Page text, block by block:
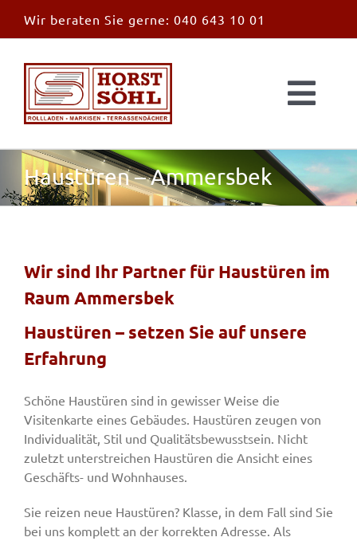
Inhalt
Wir beraten Sie gerne: 040 643 10 01
News
Überdachungen
Außen & Innen
Fenster & Türen
Tore
Smart Home
Haustüren – Ammersbek
Wir sind Ihr Partner für Haustüren im
Raum Ammersbek
Haustüren – setzen Sie auf unsere
Erfahrung
Schöne Haustüren sind in gewisser Weise die
Visitenkarte eines Gebäudes. Haustüren zeugen von
Individualität, Stil und Qualitätsbewusstsein. Nicht
zuletzt unterstreichen Haustüren die Ansicht eines
Geschäfts- und Wohnhauses.
Sie reizen neue Haustüren? Klasse, in dem Fall sind Sie
bei uns komplett an der korrekten Adresse. Als